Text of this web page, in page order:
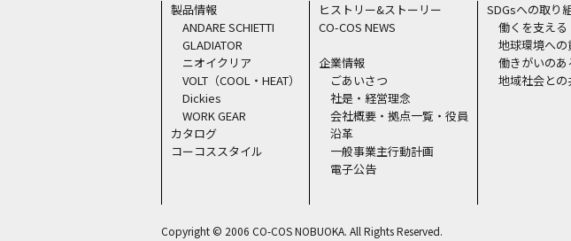
製品情報
ANDARE SCHIETTI
GLADIATOR
ニオイクリア
VOLT（COOL・HEAT）
Dickies
WORK GEAR
カタログ
コーコススタイル
ヒストリー&ストーリー
CO-COS NEWS
企業情報
ごあいさつ
社是・経営理念
会社概要・拠点一覧・役員
沿革
一般事業主行動計画
電子公告
SDGsへの取り
働くを支える
地球環境への
働きがいのあ
地域社会との
Copyright © 2006 CO-COS NOBUOKA. All Rights Reserved.